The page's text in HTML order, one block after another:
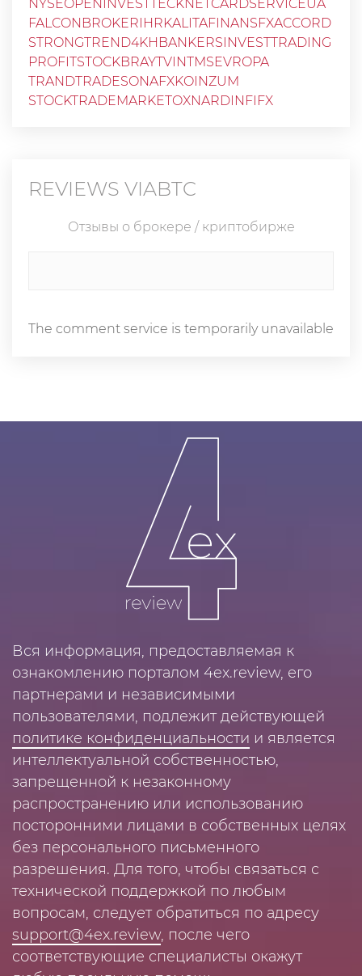
NYSEOPEN INVESTTECKNETCARDSERVICEUA
FALCONBROKERIHRKALITAFINANSFXACCORD
STRONGTREND4KHBANKERSINVESTTRADING
PROFITSTOCKBRAYTVINTMSEVROPA
TRANDTRADESONAFXKOINZUM
STOCKTRADEMARKETOXNARDINFIFX
REVIEWS VIABTC
Отзывы о брокере / криптобирже
The comment service is temporarily unavailable
Вся информация, предоставляемая к
ознакомлению порталом 4ex.review, его
партнерами и независимыми
пользователями, подлежит действующей
политике конфиденциальности и является
интеллектуальной собственностью,
запрещенной к незаконному
распространению или использованию
посторонними лицами в собственных целях
без персонального письменного
разрешения. Для того, чтобы связаться с
технической поддержкой по любым
вопросам, следует обратиться по адресу
support@4ex.review, после чего
соответствующие специалисты окажут